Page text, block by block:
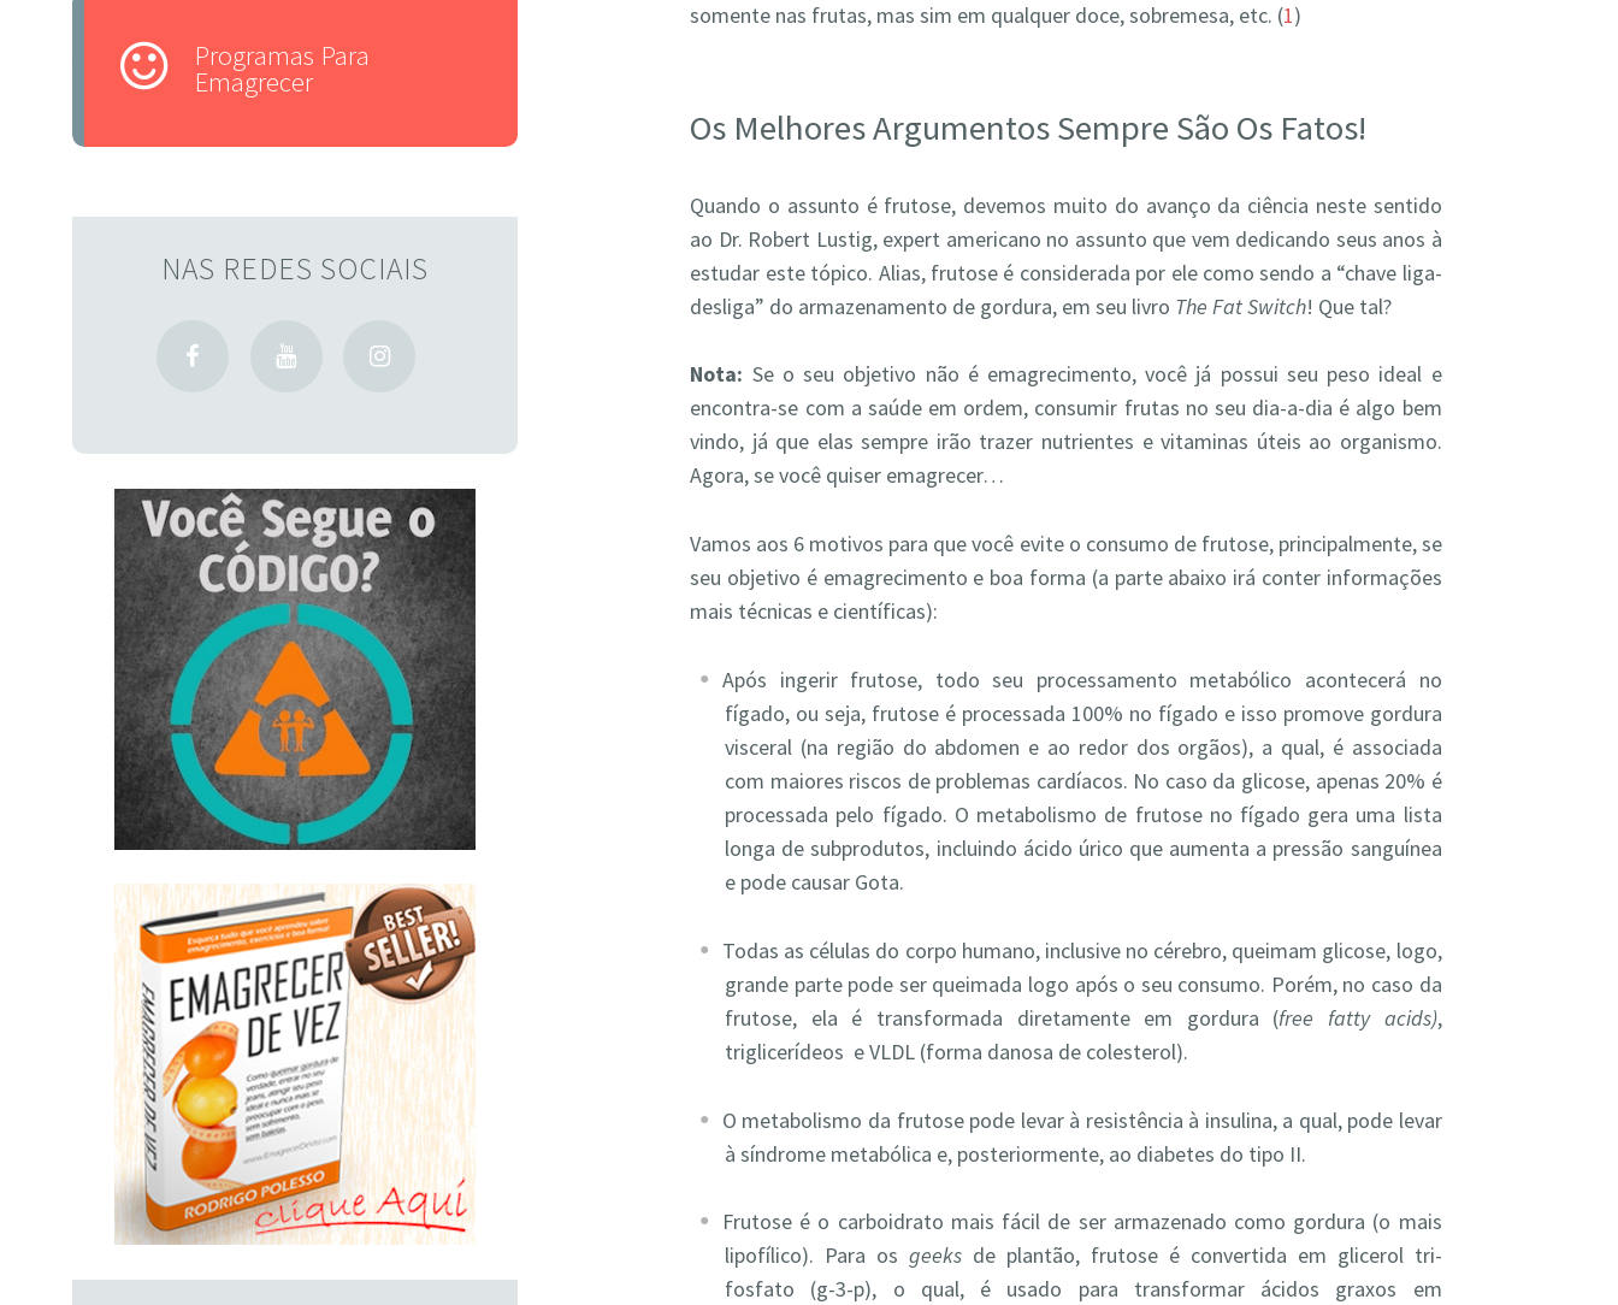
somente nas frutas, mas sim em qualquer doce, sobremesa, etc. (1)
Os Melhores Argumentos Sempre São Os Fatos!
Quando o assunto é frutose, devemos muito do avanço da ciência neste sentido
ao Dr. Robert Lustig, expert americano no assunto que vem dedicando seus anos à
estudar este tópico. Alias, frutose é considerada por ele como sendo a “chave liga-
desliga” do armazenamento de gordura, em seu livro The Fat Switch! Que tal?
Nota: Se o seu objetivo não é emagrecimento, você já possui seu peso ideal e
encontra-se com a saúde em ordem, consumir frutas no seu dia-a-dia é algo bem
vindo, já que elas sempre irão trazer nutrientes e vitaminas úteis ao organismo.
Agora, se você quiser emagrecer…
Vamos aos 6 motivos para que você evite o consumo de frutose, principalmente, se
seu objetivo é emagrecimento e boa forma (a parte abaixo irá conter informações
mais técnicas e científicas):
Após ingerir frutose, todo seu processamento metabólico acontecerá no
fígado, ou seja, frutose é processada 100% no fígado e isso promove gordura
visceral (na região do abdomen e ao redor dos orgãos), a qual, é associada
com maiores riscos de problemas cardíacos. No caso da glicose, apenas 20% é
processada pelo fígado. O metabolismo de frutose no fígado gera uma lista
longa de subprodutos, incluindo ácido úrico que aumenta a pressão sanguínea
e pode causar Gota.
Todas as células do corpo humano, inclusive no cérebro, queimam glicose, logo,
grande parte pode ser queimada logo após o seu consumo. Porém, no caso da
frutose, ela é transformada diretamente em gordura (free fatty acids),
triglicerídeos e VLDL (forma danosa de colesterol).
O metabolismo da frutose pode levar à resistência à insulina, a qual, pode levar
à síndrome metabólica e, posteriormente, ao diabetes do tipo II.
Frutose é o carboidrato mais fácil de ser armazenado como gordura (o mais
lipofílico). Para osgeeks de plantão, frutose é convertida em glicerol tri-
fosfato (g-3-p), o qual, é usado para transformar ácidos graxos em
Programas Para
Emagrecer
NAS REDES SOCIAIS